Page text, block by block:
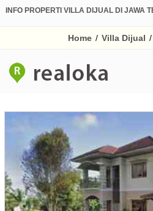
INFO PROPERTI VILLA DIJUAL DI JAWA
Home / Villa Dijual /